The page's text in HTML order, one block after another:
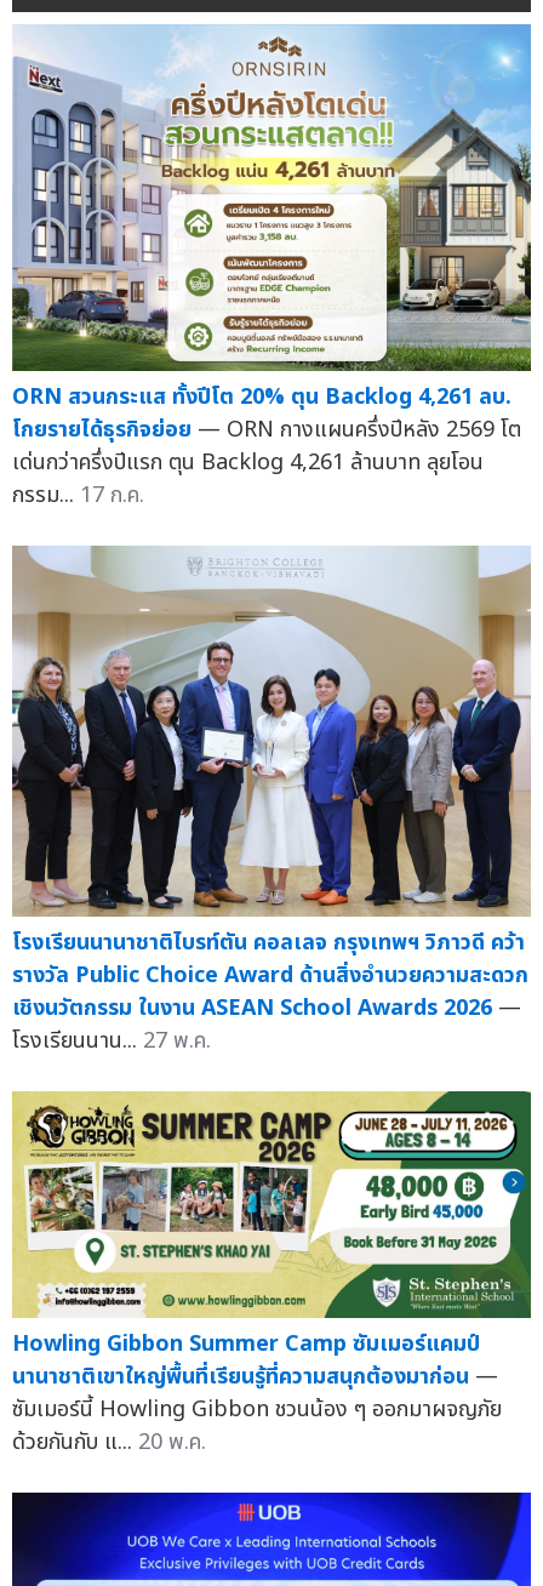
ORN สวนกระแส ทั้งปีโต 20% ตุน Backlog 4,261 ลบ.
โกยรายได้ธุรกิจย่อย — ORN กางแผนครึ่งปีหลัง 2569 โต
เด่นกว่าครึ่งปีแรก ตุน Backlog 4,261 ล้านบาท ลุยโอน
กรรม... 17 ก.ค.
โรงเรียนนานาชาติไบรท์ตัน คอลเลจ กรุงเทพฯ วิภาวดี คว้า
รางวัล Public Choice Award ด้านสิ่งอำนวยความสะดวก
เชิงนวัตกรรม ในงาน ASEAN School Awards 2026 —
โรงเรียนนาน... 27 พ.ค.
Howling Gibbon Summer Camp ซัมเมอร์แคมป์
นานาชาติเขาใหญ่พื้นที่เรียนรู้ที่ความสนุกต้องมาก่อน —
ซัมเมอร์นี้ Howling Gibbon ชวนน้อง ๆ ออกมาผจญภัย
ด้วยกันกับ แ... 20 พ.ค.